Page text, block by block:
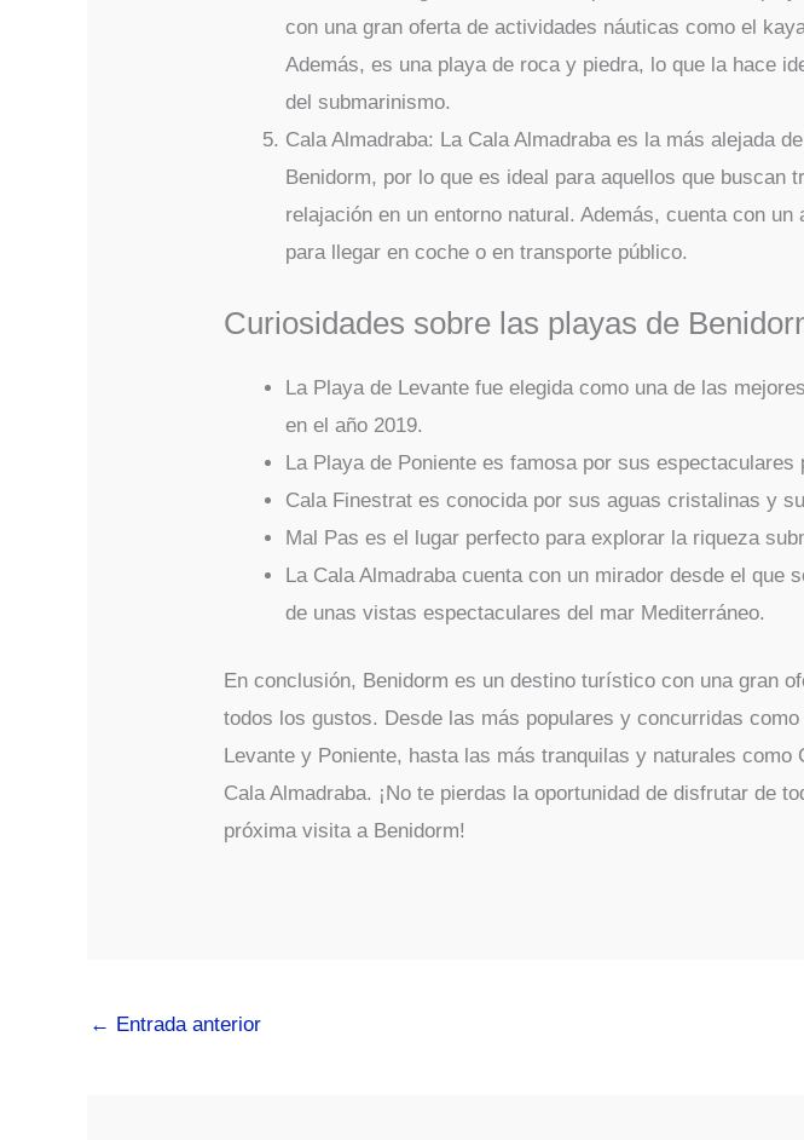
con una gran oferta de actividades náuticas como el
Además, es una playa de roca y piedra, lo que la hace
del submarinismo.
Cala Almadraba: La Cala Almadraba es la más alejada
Benidorm, por lo que es ideal para aquellos que buscan
relajación en un entorno natural. Además, cuenta con un
para llegar en coche o en transporte público.
Curiosidades sobre las playas de
La Playa de Levante fue elegida como una de las
en el año 2019.
La Playa de Poniente es famosa por sus espectaculares
Cala Finestrat es conocida por sus aguas cristalinas y
Mal Pas es el lugar perfecto para explorar la riqueza
La Cala Almadraba cuenta con un mirador desde el que
de unas vistas espectaculares del mar Mediterráneo.
En conclusión, Benidorm es un destino turístico con una gran
todos los gustos. Desde las más populares y concurridas
Levante y Poniente, hasta las más tranquilas y naturales como
Cala Almadraba. ¡No te pierdas la oportunidad de disfrutar de
próxima visita a Benidorm!
← Entrada anterior